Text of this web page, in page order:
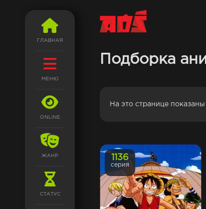
ГЛАВНАЯ
МЕНЮ
ONLINE
ЖАНР
СТАТУС
Подборка
На это странице
1136
серия